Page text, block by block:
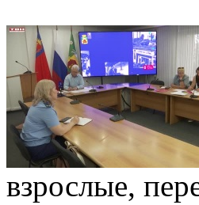
взрослые,